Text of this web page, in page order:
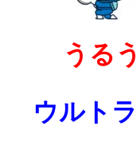
うる
ウルト